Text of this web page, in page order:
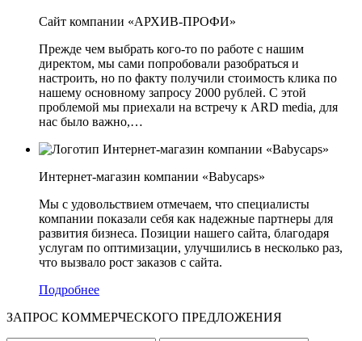
Сайт компании «АРХИВ-ПРОФИ»
Прежде чем выбрать кого-то по работе с нашим
директом, мы сами попробовали разобраться и
настроить, но по факту получили стоимость клика по
нашему основному запросу 2000 рублей. С этой
проблемой мы приехали на встречу к ARD media, для
нас было важно,…
Интернет-магазин компании «Babycaps»
Мы с удовольствием отмечаем, что специалисты
компании показали себя как надежные партнеры для
развития бизнеса. Позиции нашего сайта, благодаря
услугам по оптимизации, улучшились в несколько раз,
что вызвало рост заказов с сайта.
Подробнее
ЗАПРОС КОММЕРЧЕСКОГО ПРЕДЛОЖЕНИЯ